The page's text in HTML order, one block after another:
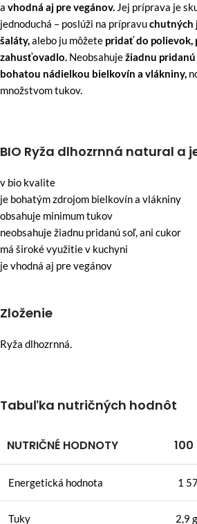
a vhodná aj pre vegánov. Jej príprava je
jednoduchá – poslúži na prípravuchutných
šaláty,alebo ju môžete pridať do polievok,
zahusťovadlo. Neobsahuježiadnu
bohatou nádielkou bielkovín a vlákniny,
množstvom tukov.
BIO Ryža dlhozrnná natural a
v bio kvalite
je bohatým zdrojom bielkovín a vlákniny
obsahuje minimum tukov
neobsahuje žiadnu pridanú soľ, ani cukor
má široké využitie v kuchyni
je vhodná aj pre vegánov
Zloženie
Ryža dlhozrnná.
Tabuľka nutričných hodnôt
NUTRIČNÉ HODNOTY 100
Energetická hodnota 1
Tuky 2,9 g